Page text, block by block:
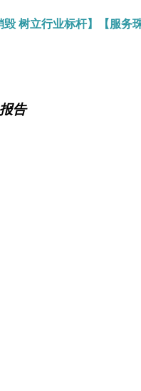
毁 树立行业标杆】【服务
告